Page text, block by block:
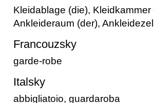
Kleidablage (die), Kleidkammer
Ankleideraum (der),
Francouzsky
garde-robe
Italsky
abbigliatoio, guardaroba